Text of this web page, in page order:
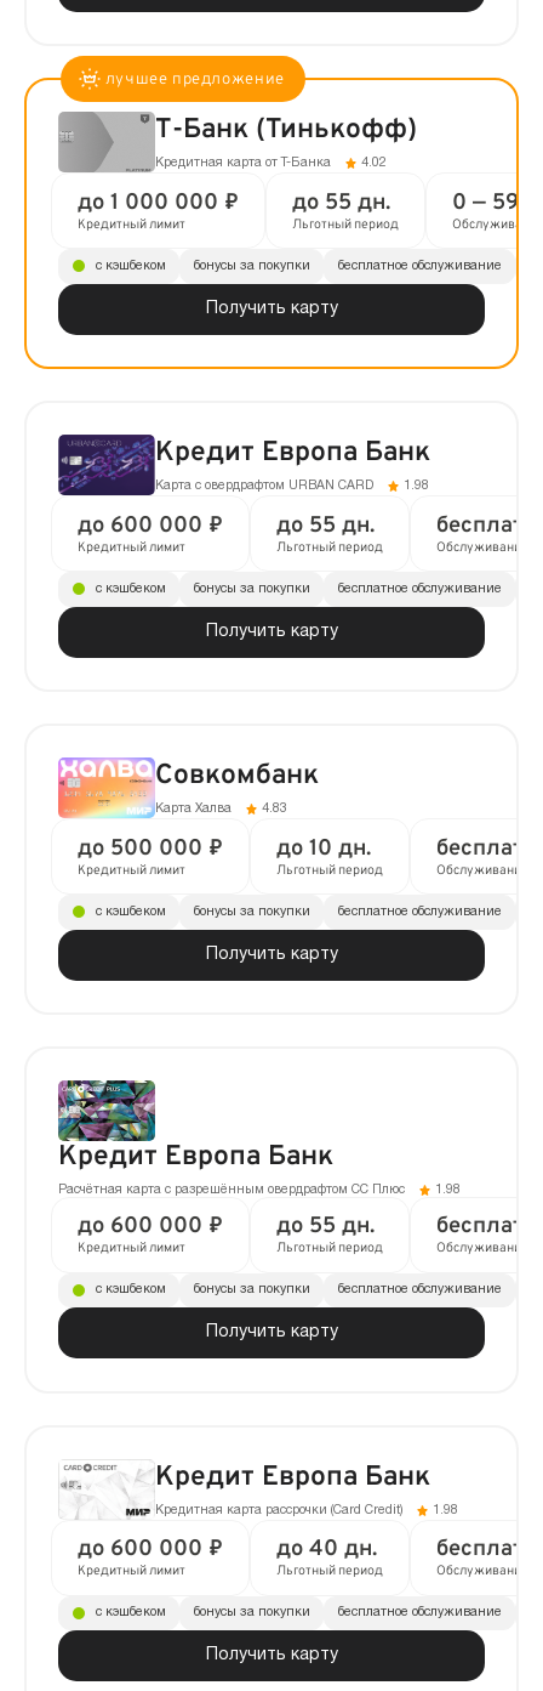
Т-Банк (Тинькофф)
Кредитная карта от Т-Банка 4.02
до 1 000 000 ₽
Кредитный лимит
до 55 дн.
Льготный период
0 — 590
Обслуживание
Получить карту
с кэшбеком бонусы за покупки бесплатное обслуживание
Кредит Европа Банк
Карта с овердрафтом URBAN CARD 1.98
до 600 000 ₽
Кредитный лимит
до 55 дн.
Льготный период Обслуживание
Получить карту
с кэшбеком бонусы за покупки бесплатное обслуживание
Совкомбанк
Карта Халва 4.83
до 500 000 ₽
Кредитный лимит
до 10 дн.
Льготный период Обслуживание
Получить карту
с кэшбеком бонусы за покупки бесплатное обслуживание
Кредит Европа Банк
Расчётная карта с разрешённым овердрафтом CC Плюс 1.98
до 600 000 ₽
Кредитный лимит
до 55 дн.
Льготный период Обслуживание
Получить карту
с кэшбеком бонусы за покупки бесплатное обслуживание
Кредит Европа Банк
Кредитная карта рассрочки (Сard Сredit) 1.98
до 600 000 ₽
Кредитный лимит
до 40 дн.
Льготный период Обслуживание
Получить карту
с кэшбеком бонусы за покупки бесплатное обслуживание